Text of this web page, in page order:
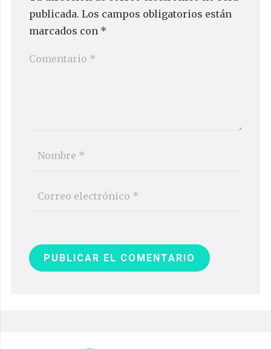
publicada. Los campos obligatorios están
marcados con *
PUBLICAR EL COMENTARIO